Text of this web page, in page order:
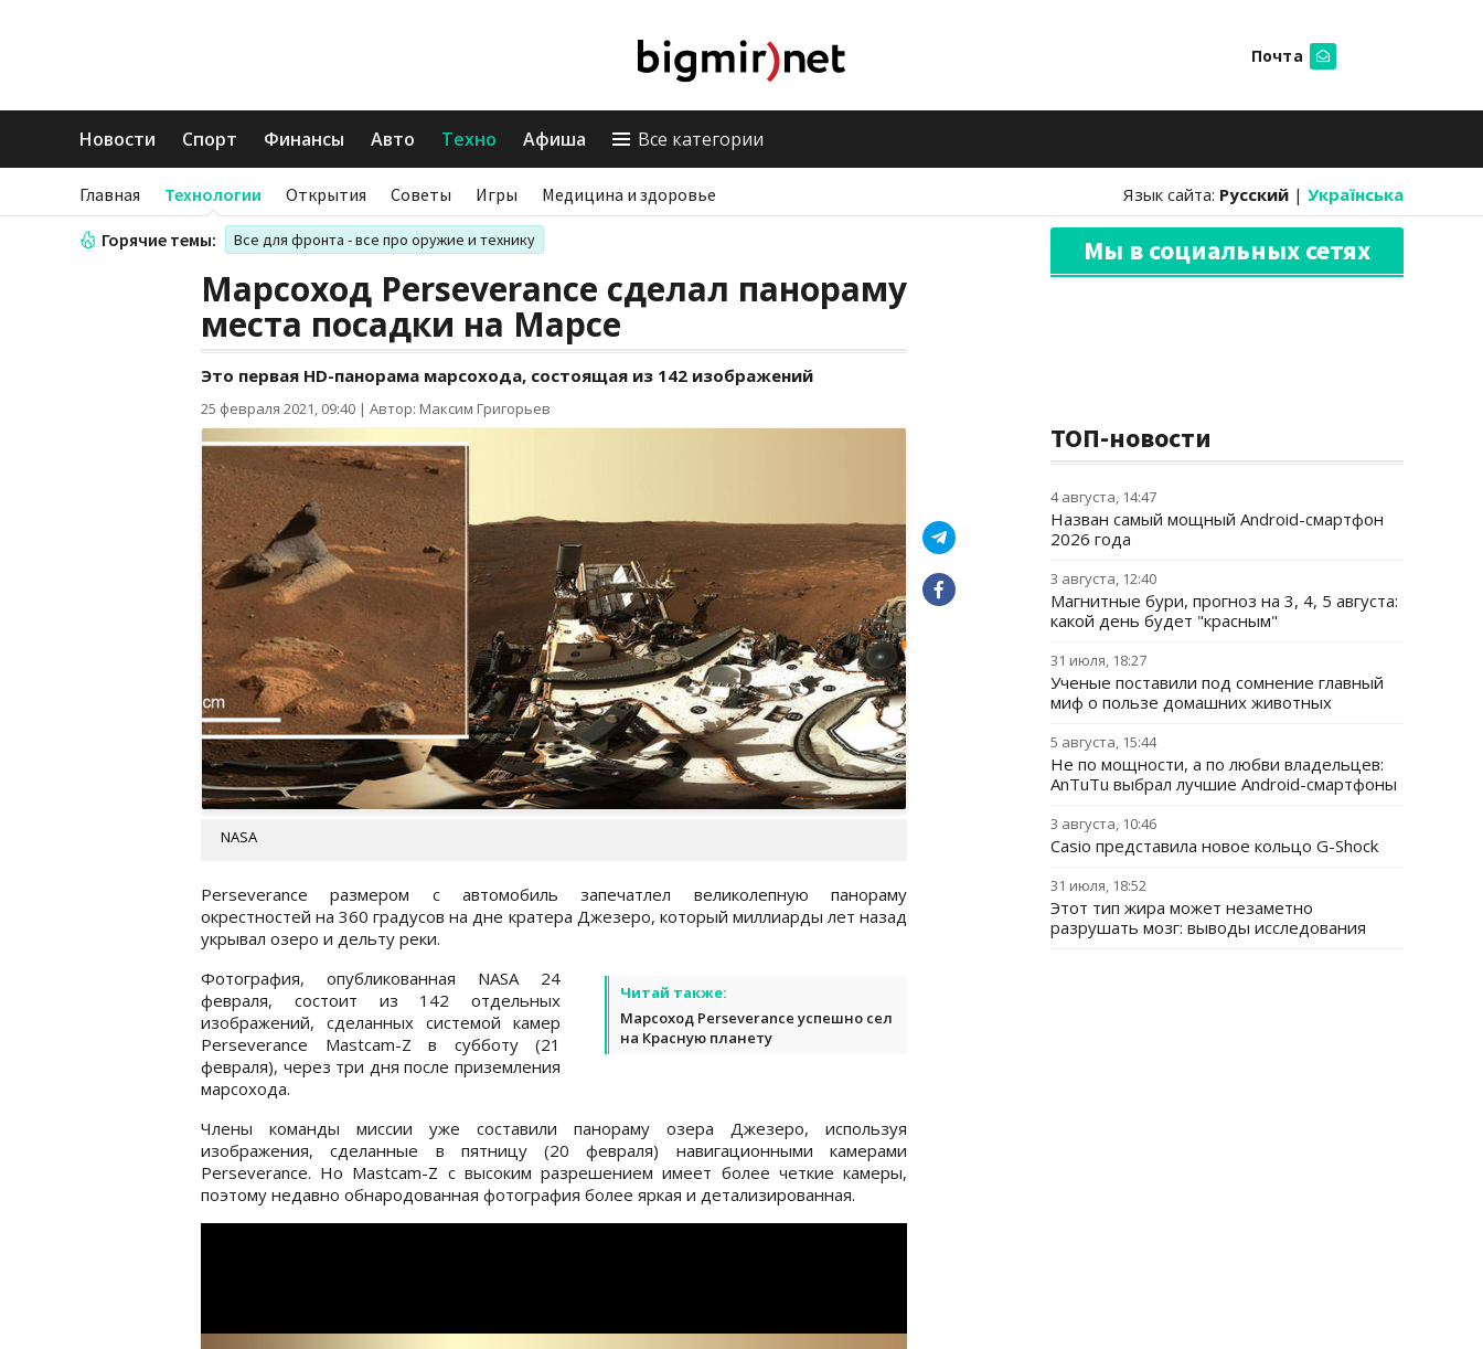
Почта
Новости Спорт Финансы Авто Техно Афиша Все категории
Главная Технологии Открытия Советы Игры Медицина и здоровье Язык сайта: Русский | Українська
Горячие темы: Все для фронта - все про оружие и технику
Марсоход Perseverance сделал панораму
места посадки на Марсе
Это первая HD-панорама марсохода, состоящая из 142 изображений
25 февраля 2021, 09:40 | Автор: Максим Григорьев
NASA
Perseverance размером с автомобиль запечатлел великолепную панораму
окрестностей на 360 градусов на дне кратера Джезеро, который миллиарды лет назад
укрывал озеро и дельту реки.
Читай также:
Марсоход Perseverance успешно сел
на Красную планету
Фотография, опубликованная NASA 24
февраля, состоит из 142 отдельных
изображений, сделанных системой камер
Perseverance Mastcam-Z в субботу (21
февраля), через три дня после приземления
марсохода.
Члены команды миссии уже составили панораму озера Джезеро, используя
изображения, сделанные в пятницу (20 февраля) навигационными камерами
Perseverance. Но Mastcam-Z с высоким разрешением имеет более четкие камеры,
поэтому недавно обнародованная фотография более яркая и детализированная.
Мы в социальных сетях
ТОП-новости
4 августа, 14:47
Назван самый мощный Android-смартфон
2026 года
3 августа, 12:40
Магнитные бури, прогноз на 3, 4, 5 августа:
какой день будет "красным"
31 июля, 18:27
Ученые поставили под сомнение главный
миф о пользе домашних животных
5 августа, 15:44
Не по мощности, а по любви владельцев:
AnTuTu выбрал лучшие Android-смартфоны
3 августа, 10:46
Casio представила новое кольцо G-Shock
31 июля, 18:52
Этот тип жира может незаметно
разрушать мозг: выводы исследования